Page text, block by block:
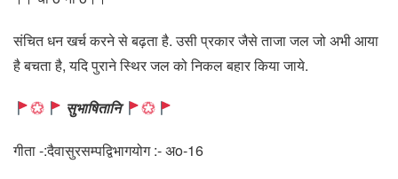
संचित धन खर्च करने से बढ़ता है. उसी प्रकार जैसे ताजा जल जो अभी आया
है बचता है, यदि पुराने स्थिर जल को निकल बहार किया जाये.
सुभाषितानि
गीता -:दैवासुरसम्पद्विभागयोग :- अo-16